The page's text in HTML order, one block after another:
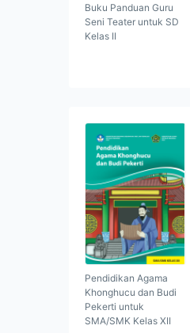
Buku Panduan Guru
Seni Teater untuk SD
Kelas II
Pendidikan Agama
Khonghucu dan Budi
Pekerti untuk
SMA/SMK Kelas XII